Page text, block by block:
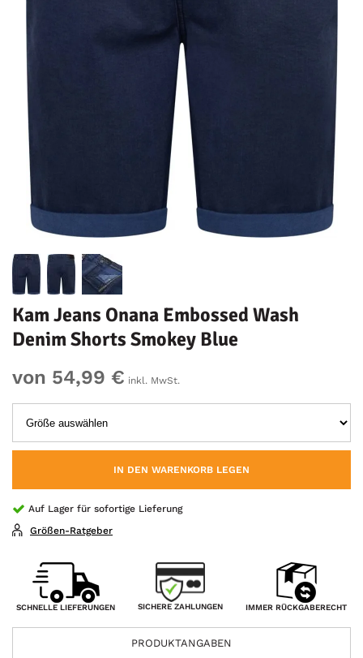
Kam Jeans Onana Embossed Wash
Denim Shorts Smokey Blue
von 54,99 € inkl. MwSt.
IN DEN WARENKORB LEGEN
Auf Lager für sofortige Lieferung
Größen-Ratgeber
SCHNELLE LIEFERUNGEN SICHERE ZAHLUNGEN IMMER RÜCKGABERECHT
PRODUKTANGABEN